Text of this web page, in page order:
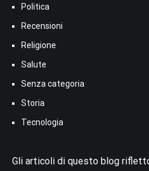
Politica
Recensioni
Religione
Salute
Senza categoria
Storia
Tecnologia
Gli articoli di questo blog